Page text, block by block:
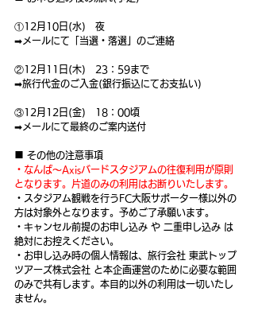
①12月10日(水)　夜
➡メールにて「当選・落選」のご連絡
②12月11日(木)　23：59まで
➡旅行代金のご入金(銀行振込にてお支払い)
③12月12日(金)　18：00頃
➡メールにて最終のご案内送付
■ その他の注意事項
・なんば～Axisバードスタジアムの往復利用が原則
となります。片道のみの利用はお断りいたします。
・スタジアム観戦を行うFC大阪サポーター様以外の
方は対象外となります。予めご了承願います。
・キャンセル前提のお申し込み や 二重申し込み は
絶対にお控えください。
・お申し込み時の個人情報は、旅行会社 東武トップ
ツアーズ株式会社 と本企画運営のために必要な範囲
のみで共有します。本目的以外の利用は一切いたし
ません。